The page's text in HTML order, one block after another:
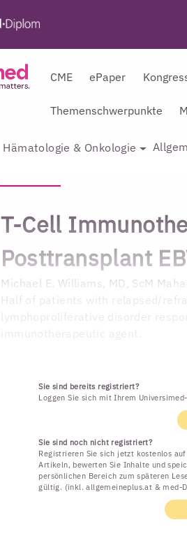
CME ePaper
Themenschwerpunkte
Hämatologie & Onkologie
T-Cell
Posttransplant
Michael E. Williams, MD, ScM
Half of patients with relapsed/
Sie sind bereits registriert?
Loggen Sie sich mit Ihrem
Sie sind noch nicht registriert?
Registrieren Sie sich jetzt kostenlos
Artikeln, bewerten Sie Inhalte und
persönlichen Bereich zum späteren
gültig. (inkl. allgemeineplus.at & med-